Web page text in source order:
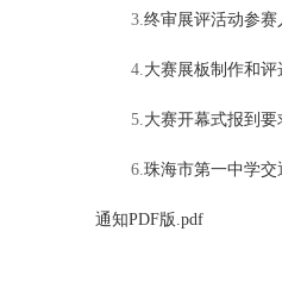
3.终审展评活动参赛
4.大赛展板制作和评
5.大赛开幕式报到要
6.珠海市第一中学交
通知PDF版.pdf